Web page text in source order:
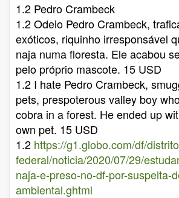
1.2 Pedro Crambeck
1.2 Odeio Pedro Crambeck,
exóticos, riquinho irresponsável
naja numa floresta. Ele acabou
pelo próprio mascote. 15 USD
1.2 I hate Pedro Crambeck,
pets, prespoterous valley boy
cobra in a forest. He ended up
own pet. 15 USD
1.2 https://g1.globo.com/df/
federal/noticia/2020/07/29/
naja-e-preso-no-df-por-suspeita-
ambiental.ghtml